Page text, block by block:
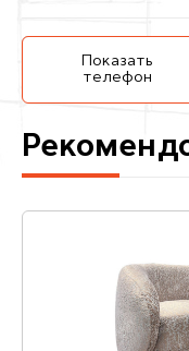
Показать
телефон